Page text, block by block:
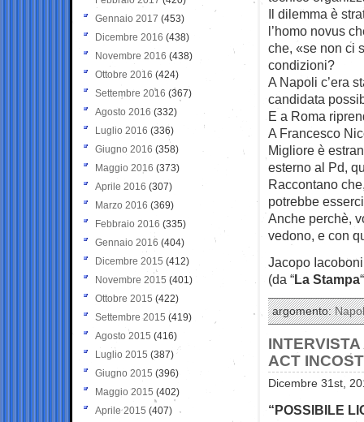
Il dilemma è
l’homo novus
che, «se non ci
condizioni?
A Napoli c’era
candidata
E a Roma
A Francesco
Migliore è
esterno al Pd,
Raccontano
potrebbe
Anche perchè,
vedono, e con
Jacopo Iacoboni
(da “La Stampa
argomento:
ACT
Dicembre 31st,
“POSSIBILE
Gennaio 2017 (453)
Dicembre 2016 (438)
Novembre 2016 (438)
Ottobre 2016 (424)
Settembre 2016 (367)
Agosto 2016 (332)
Luglio 2016 (336)
Giugno 2016 (358)
Maggio 2016 (373)
Aprile 2016 (307)
Marzo 2016 (369)
Febbraio 2016 (335)
Gennaio 2016 (404)
Dicembre 2015 (412)
Novembre 2015 (401)
Ottobre 2015 (422)
Settembre 2015 (419)
Agosto 2015 (416)
Luglio 2015 (387)
Giugno 2015 (396)
Maggio 2015 (402)
Aprile 2015 (407)